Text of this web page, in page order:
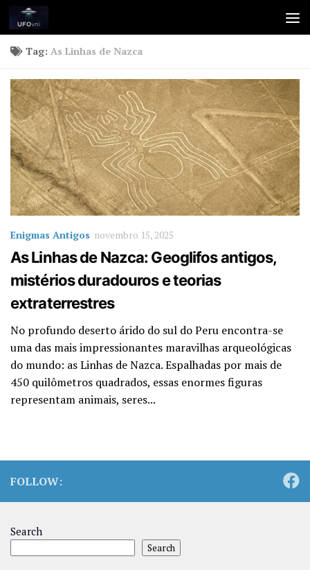
Skip to content
Tag: As Linhas de Nazca
Enigmas Antigos novembro 15, 2025
As Linhas de Nazca: Geoglifos antigos,
mistérios duradouros e teorias
extraterrestres
No profundo deserto árido do sul do Peru encontra-se
uma das mais impressionantes maravilhas arqueológicas
do mundo: as Linhas de Nazca. Espalhadas por mais de
450 quilômetros quadrados, essas enormes figuras
representam animais, seres...
FOLLOW:
Search
Search